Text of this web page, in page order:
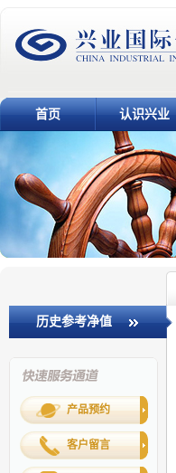
首页 认识兴业
历史参考净值
产品预约
客户留言